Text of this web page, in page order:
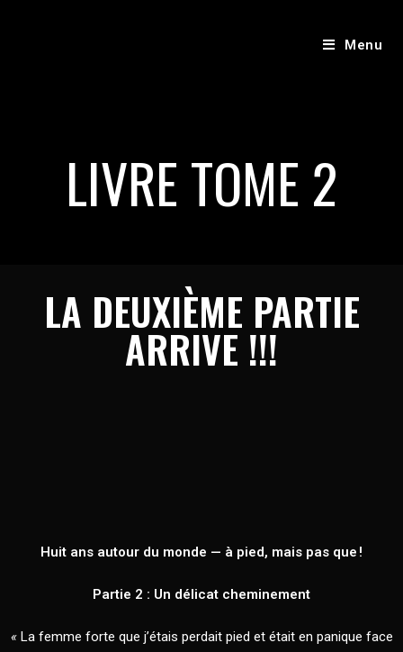
Menu
LIVRE TOME 2
LA DEUXIÈME PARTIE
ARRIVE !!!
Huit ans autour du monde — à pied, mais pas que !
Partie 2 : Un délicat cheminement
« La femme forte que j’étais perdait pied et était en panique face